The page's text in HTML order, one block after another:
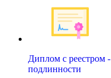
Диплом с реестром
подлинности